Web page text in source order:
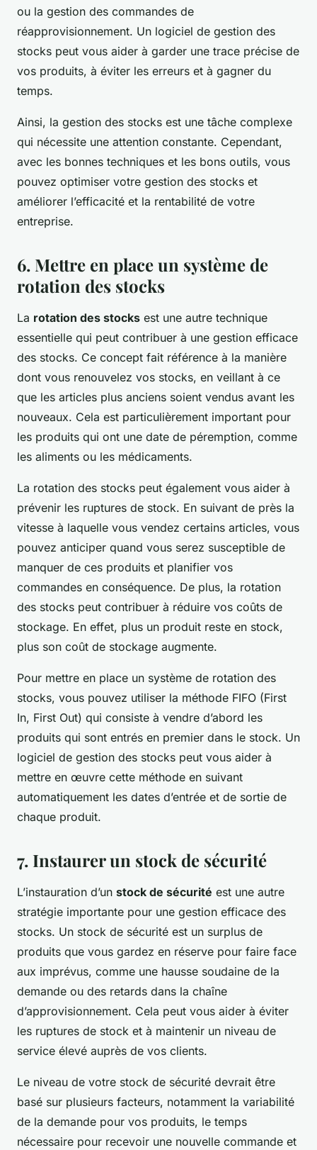
ou la gestion des commandes de
réapprovisionnement. Un logiciel de gestion des
stocks peut vous aider à garder une trace précise de
vos produits, à éviter les erreurs et à gagner du
temps.
Ainsi, la gestion des stocks est une tâche complexe
qui nécessite une attention constante. Cependant,
avec les bonnes techniques et les bons outils, vous
pouvez optimiser votre gestion des stocks et
améliorer l’efficacité et la rentabilité de votre
entreprise.
6. Mettre en place un système de
rotation des stocks
La rotation des stocks est une autre technique
essentielle qui peut contribuer à une gestion efficace
des stocks. Ce concept fait référence à la manière
dont vous renouvelez vos stocks, en veillant à ce
que les articles plus anciens soient vendus avant les
nouveaux. Cela est particulièrement important pour
les produits qui ont une date de péremption, comme
les aliments ou les médicaments.
La rotation des stocks peut également vous aider à
prévenir les ruptures de stock. En suivant de près la
vitesse à laquelle vous vendez certains articles, vous
pouvez anticiper quand vous serez susceptible de
manquer de ces produits et planifier vos
commandes en conséquence. De plus, la rotation
des stocks peut contribuer à réduire vos coûts de
stockage. En effet, plus un produit reste en stock,
plus son coût de stockage augmente.
Pour mettre en place un système de rotation des
stocks, vous pouvez utiliser la méthode FIFO (First
In, First Out) qui consiste à vendre d’abord les
produits qui sont entrés en premier dans le stock. Un
logiciel de gestion des stocks peut vous aider à
mettre en œuvre cette méthode en suivant
automatiquement les dates d’entrée et de sortie de
chaque produit.
7. Instaurer un stock de sécurité
L’instauration d’un stock de sécurité est une autre
stratégie importante pour une gestion efficace des
stocks. Un stock de sécurité est un surplus de
produits que vous gardez en réserve pour faire face
aux imprévus, comme une hausse soudaine de la
demande ou des retards dans la chaîne
d’approvisionnement. Cela peut vous aider à éviter
les ruptures de stock et à maintenir un niveau de
service élevé auprès de vos clients.
Le niveau de votre stock de sécurité devrait être
basé sur plusieurs facteurs, notamment la variabilité
de la demande pour vos produits, le temps
nécessaire pour recevoir une nouvelle commande et